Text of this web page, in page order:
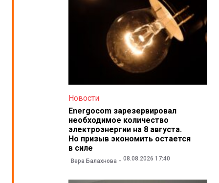
Новости
Energocom зарезервировал
необходимое количество
электроэнергии на 8 августа.
Но призыв экономить остается
в силе
Вера Балахнова 08.08.2026 17:40